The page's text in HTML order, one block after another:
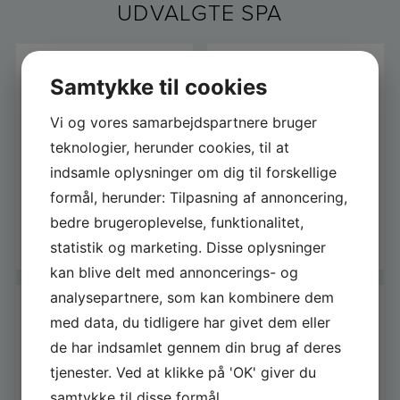
UDVALGTE SPA
EXHILARATE UDESPA
PASSION
EXCLUSIVE - 6
PERS.
92.000,00DKK
SOULMATE UDESPA
PASSION DELUX - 3
PERS.
56.500,00
ECSTATIC WAVE UDESPA
Samtykke til cookies
Vi og vores samarbejdspartnere bruger
teknologier, herunder cookies, til at
indsamle oplysninger om dig til forskellige
formål, herunder: Tilpasning af annoncering,
bedre brugeroplevelse, funktionalitet,
statistik og marketing. Disse oplysninger
kan blive delt med annoncerings- og
analysepartnere, som kan kombinere dem
med data, du tidligere har givet dem eller
de har indsamlet gennem din brug af deres
tjenester. Ved at klikke på 'OK' giver du